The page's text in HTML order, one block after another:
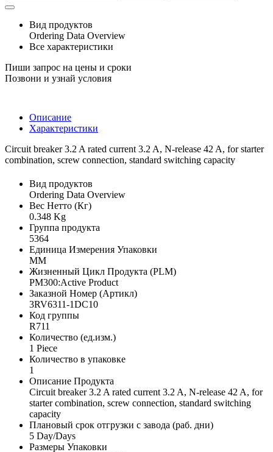
Вид продуктов
Ordering Data Overview
Все характеристики
Пиши запрос на цены и сроки
Позвони и узнай условия
Описание
Характеристики
Circuit breaker 3.2 A rated current 3.2 A, N-release 42 A, for starter
combination, screw connection, standard switching capacity
Вид продуктов
Ordering Data Overview
Вес Нетто (Кг)
0.348 Kg
Группа продукта
5364
Единица Измерения Упаковки
MM
Жизненный Цикл Продукта (PLM)
PM300:Active Product
Заказной Номер (Артикл)
3RV6311-1DC10
Код группы
R711
Количество (ед.изм.)
1 Piece
Количество в упаковке
1
Описание Продукта
Circuit breaker 3.2 A rated current 3.2 A, N-release 42 A, for
starter combination, screw connection, standard switching
capacity
Плановый срок отгрузки с завода (раб. дни)
5 Day/Days
Размеры Упаковки